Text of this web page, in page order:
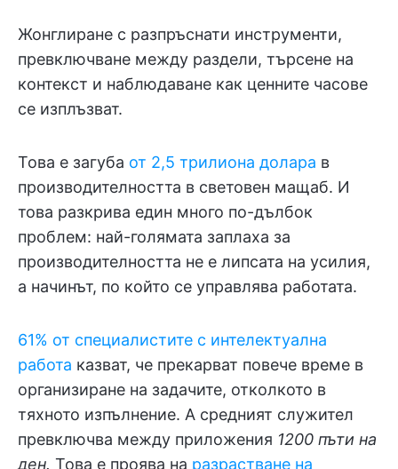
Жонглиране с разпръснати инструменти,
превключване между раздели, търсене на
контекст и наблюдаване как ценните часове
се изплъзват.
Това е загуба от 2,5 трилиона долара в
производителността в световен мащаб. И
това разкрива един много по-дълбок
проблем: най-голямата заплаха за
производителността не е липсата на усилия,
а начинът, по който се управлява работата.
61% от специалистите с интелектуална
работа казват, че прекарват повече време в
организиране на задачите, отколкото в
тяхното изпълнение. А средният служител
превключва между приложения 1200 пъти на
ден. Това е проява на разрастване на